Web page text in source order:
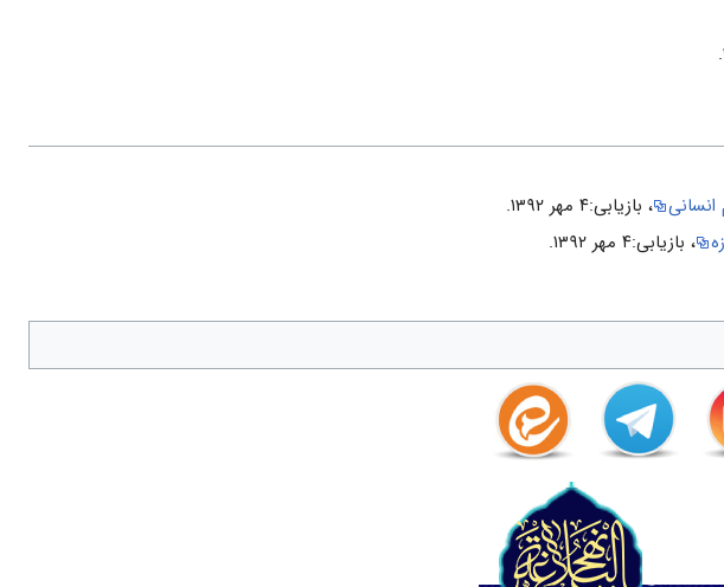
انسانی ، بازیابی:۴ مهر ۱۳۹۲.
، بازیابی:۴ مهر ۱۳۹۲.